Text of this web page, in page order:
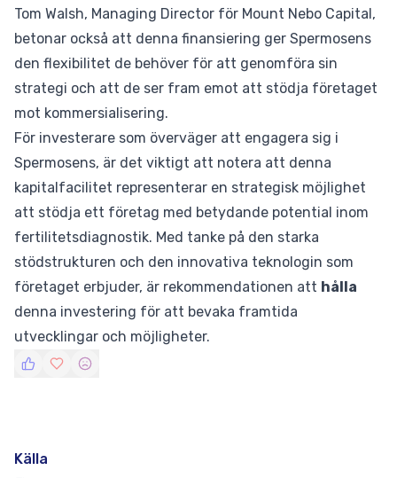
Tom Walsh, Managing Director för Mount Nebo Capital,
betonar också att denna finansiering ger Spermosens
den flexibilitet de behöver för att genomföra sin
strategi och att de ser fram emot att stödja företaget
mot kommersialisering.
För investerare som överväger att engagera sig i
Spermosens, är det viktigt att notera att denna
kapitalfacilitet representerar en strategisk möjlighet
att stödja ett företag med betydande potential inom
fertilitetsdiagnostik. Med tanke på den starka
stödstrukturen och den innovativa teknologin som
företaget erbjuder, är rekommendationen att hålla
denna investering för att bevaka framtida
utvecklingar och möjligheter.
Källa